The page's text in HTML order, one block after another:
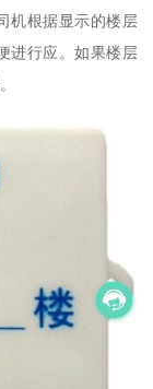
机根据显示的楼层
进行应。如果楼层